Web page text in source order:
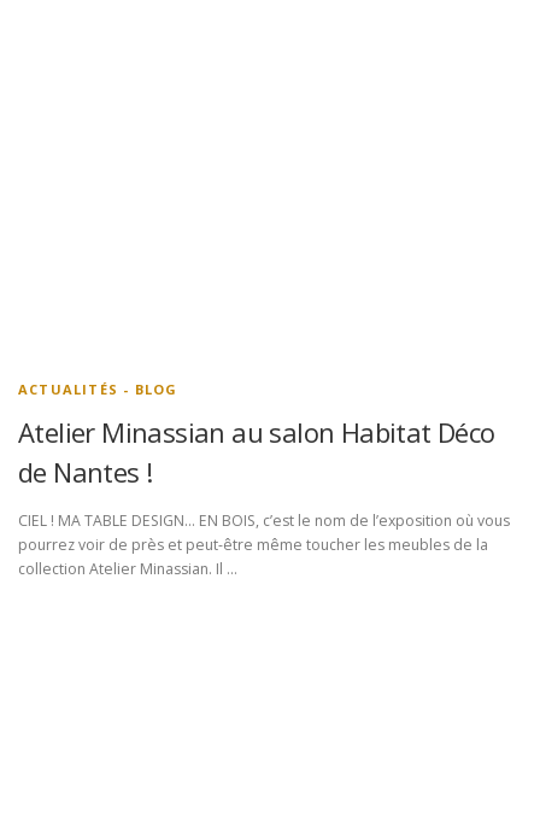
ACTUALITÉS - BLOG
Atelier Minassian au salon Habitat Déco
de Nantes !
CIEL ! MA TABLE DESIGN… EN BOIS, c’est le nom de l’exposition où vous
pourrez voir de près et peut-être même toucher les meubles de la
collection Atelier Minassian. Il …